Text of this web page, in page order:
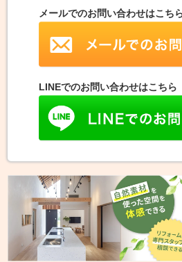
メールでのお問い合わせはこち
LINEでのお問い合わせはこちら